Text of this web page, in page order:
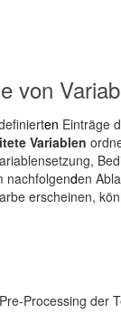
von
en Einträge
Variablen
nachfolgenden
erscheinen,
Processing der